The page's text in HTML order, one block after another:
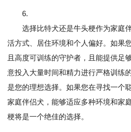
6.
选择比特犬还是牛头梗作为家庭
活方式、居住环境和个人偏好。如果
且高度可训练的守护者，且能提供足
意投入大量时间和精力进行严格训练
是您的理想选择。如果您在寻找一个
家庭伴侣犬，能够适应多种环境和家
梗将是一个绝佳的选择。